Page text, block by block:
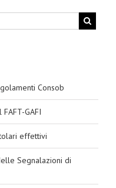
Consob
GAFI
effettivi
Segnalazioni di